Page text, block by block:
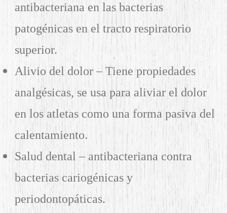
antibacteriana en las bacterias
patogénicas en el tracto respiratorio
superior.
Alivio del dolor – Tiene propiedades
analgésicas, se usa para aliviar el dolor
en los atletas como una forma pasiva del
calentamiento.
Salud dental – antibacteriana contra
bacterias cariogénicas y
periodontopáticas.